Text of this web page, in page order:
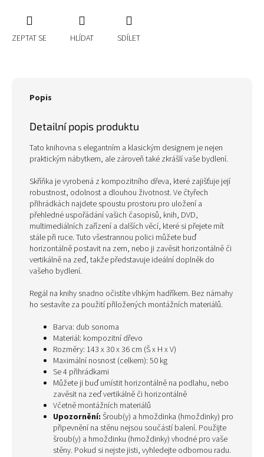
ZEPTAT SE HLÍDAT SDÍLET
Popis
Detailní popis produktu
Tato knihovna s elegantním a klasickým designem je nejen
praktickým nábytkem, ale zároveň také zkrášlí vaše bydlení.
Skříňka je vyrobená z kompozitního dřeva, které zajišťuje její
robustnost, odolnost a dlouhou životnost. Ve čtyřech
přihrádkách najdete spoustu prostoru pro uložení a
přehledné uspořádání vašich časopisů, knih, DVD,
multimediálních zařízení a dalších věcí, které si přejete mít
stále při ruce. Tuto všestrannou polici můžete buď
horizontálně postavit na zem, nebo ji zavěsit horizontálně či
vertikálně na zeď, takže představuje ideální doplněk do
vašeho bydlení.
Regál na knihy snadno očistíte vlhkým hadříkem. Bez námahy
ho sestavíte za použití přiložených montážních materiálů.
Barva: dub sonoma
Materiál: kompozitní dřevo
Rozměry: 143 x 30 x 36 cm (Š x H x V)
Maximální nosnost (celkem): 50 kg
Se 4 přihrádkami
Můžete ji buď umístit horizontálně na podlahu, nebo
zavěsit na zeď vertikálně či horizontálně
Včetně montážních materiálů
Upozornění: Šroub(y) a hmoždinka (hmoždinky) pro
připevnění na stěnu nejsou součástí balení. Použijte
šroub(y) a hmoždinku (hmoždinky) vhodné pro vaše
stěny. Pokud si nejste jisti, vyhledejte odbornou radu.